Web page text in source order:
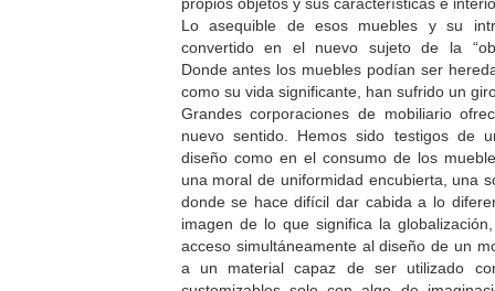
Lo asequible de esos muebles y su
convertido en el nuevo sujeto de la
Donde antes los muebles podían ser
como su vida significante, han sufrido un
Grandes corporaciones de mobiliario
nuevo sentido. Hemos sido testigos de
diseño como en el consumo de los
una moral de uniformidad encubierta, una
donde se hace difícil dar cabida a lo
imagen de lo que significa la
acceso simultáneamente al diseño de un
a un material capaz de ser utilizado